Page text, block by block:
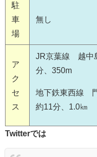
駐
車
場
無し
ア
ク
セ
ス
JR京葉線 越中
分、350m
地下鉄東西線
約11分、1.0㎞
Twitterでは